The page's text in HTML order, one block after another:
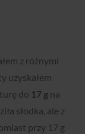
z różnymi
uzyskałem
do 17 g na
słodka, ale z
przy 17 g